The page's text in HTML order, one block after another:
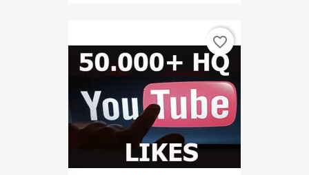
favorite_border